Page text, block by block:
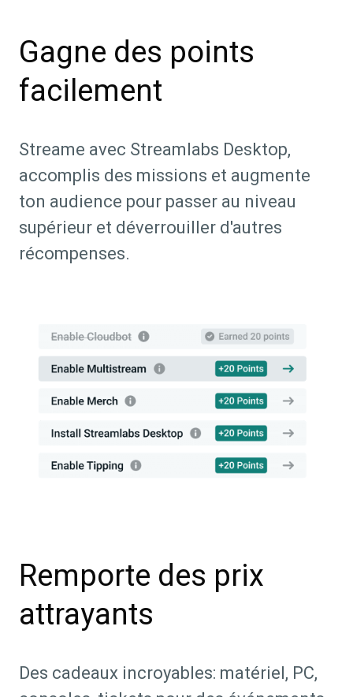
Gagne des points
facilement
Streame avec Streamlabs Desktop,
accomplis des missions et augmente
ton audience pour passer au niveau
supérieur et déverrouiller d'autres
récompenses.
Remporte des prix
attrayants
Des cadeaux incroyables: matériel, PC,